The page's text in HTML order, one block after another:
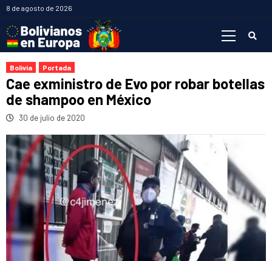
Saltar
contenido
8 de agosto de 2026
Bolivia Portada
Cae exministro de Evo por robar botellas
de shampoo en México
30 de julio de 2020